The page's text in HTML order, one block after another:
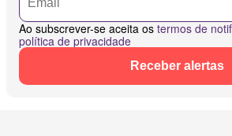
Ao subscrever-se aceita os termos de
política de privacidade
Receber alertas